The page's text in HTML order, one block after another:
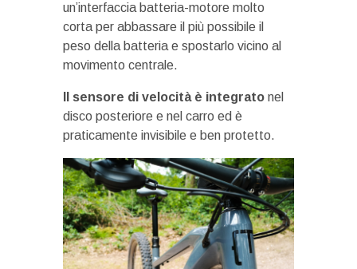
un’interfaccia batteria-motore molto
corta per abbassare il più possibile il
peso della batteria e spostarlo vicino al
movimento centrale.
Il sensore di velocità è integrato nel
disco posteriore e nel carro ed è
praticamente invisibile e ben protetto.